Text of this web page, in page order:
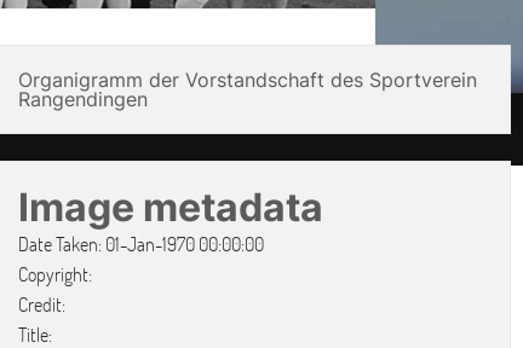
Organigramm der Vorstandschaft des Sportverein
Rangendingen
Image metadata
Date Taken: 01-Jan-1970 00:00:00
Copyright:
Credit:
Title: